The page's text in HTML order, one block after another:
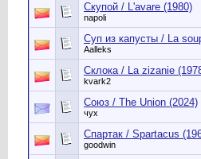
Скупой / L'avare (1980)
napoli
Суп из капусты / La
Aalleks
Склока / La zizanie
kvark2
Союз / The Union (2024)
чух
Спартак / Spartacus
goodwin